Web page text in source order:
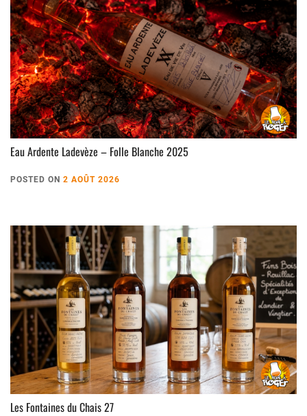
Eau Ardente Ladevèze – Folle Blanche 2025
POSTED ON 2 AOÛT 2026
Les Fontaines du Chais 27